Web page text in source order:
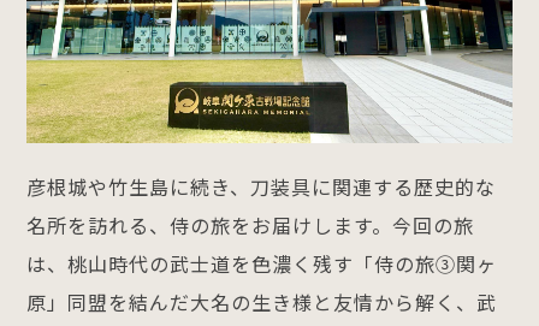
彦根城や竹生島に続き、刀装具に関連する歴史的な
名所を訪れる、侍の旅をお届けします。今回の旅
は、桃山時代の武士道を色濃く残す「侍の旅③関ヶ
原」同盟を結んだ大名の生き様と友情から解く、武